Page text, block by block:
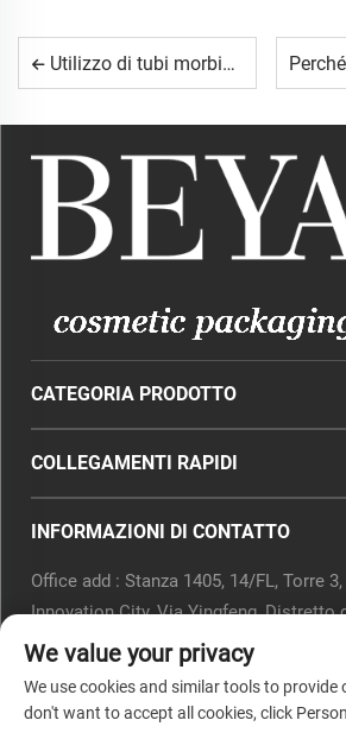
Utilizzo di tubi morbidi per prodotti in formato da viaggio.
CATEGORIA PRODOTTO
COLLEGAMENTI RAPIDI
INFORMAZIONI DI CONTATTO
Office add : Stanza 1405, 14/FL, Torre
Innovation City, Via Yingfeng, Distretto
Hangzhou, Provincia dello Zhejiang, Cina.
[email protected]
Tel.:
0571-82266375
We value your privacy
We use cookies and similar tools to provide
don't want to accept all cookies, click